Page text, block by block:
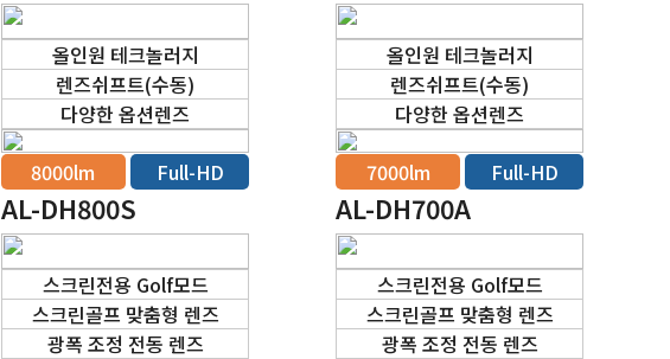
올인원 테크놀러지
렌즈쉬프트(수동)
다양한 옵션렌즈
8000lm Full-HD
AL-DH800S
올인원 테크놀러지
렌즈쉬프트(수동)
다양한 옵션렌즈
7000lm Full-HD
AL-DH700A
스크린전용 Golf모드
스크린골프 맞춤형 렌즈
광폭 조정 전동 렌즈
스크린전용 Golf모드
스크린골프 맞춤형 렌즈
광폭 조정 전동 렌즈